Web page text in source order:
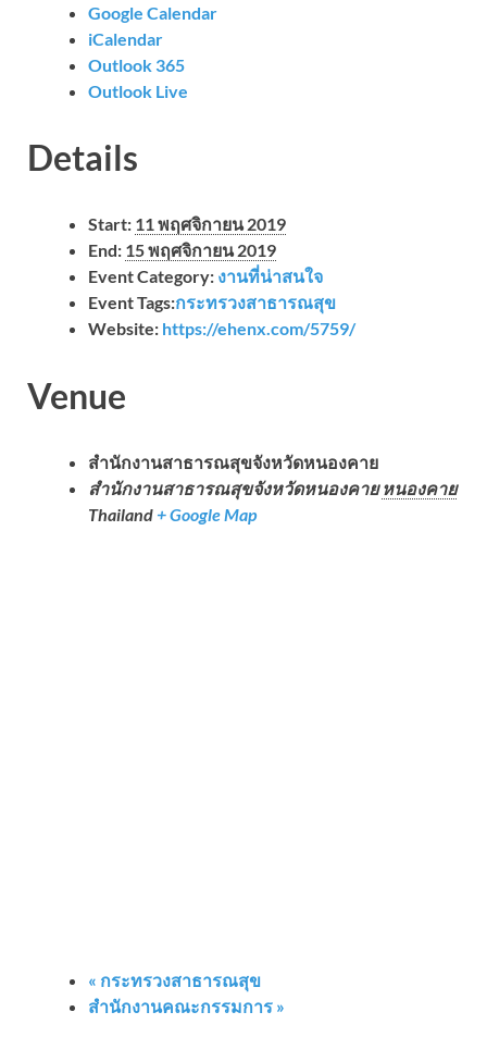
Google Calendar
iCalendar
Outlook 365
Outlook Live
Details
Start: 11 พฤศจิกายน 2019
End: 15 พฤศจิกายน 2019
Event Category: งานที่น่าสนใจ
Event Tags:กระทรวงสาธารณสุข
Website: https://ehenx.com/5759/
Venue
สำนักงานสาธารณสุขจังหวัดหนองคาย
สำนักงานสาธารณสุขจังหวัดหนองคายหนองคาย
Thailand + Google Map
« กระทรวงสาธารณสุข
สำนักงานคณะกรรมการ »